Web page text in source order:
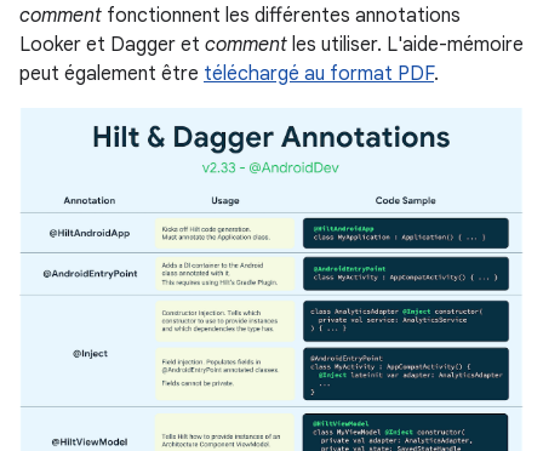
comment fonctionnent les différentes annotations
Looker et Dagger et comment les utiliser. L'aide-mémoire
peut également être téléchargé au format PDF.